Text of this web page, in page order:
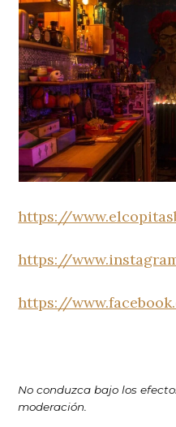
https://
https://
https://
No conduzca bajo los
moderación.